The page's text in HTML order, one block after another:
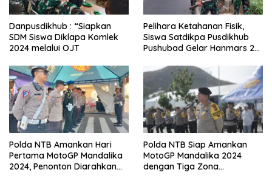
Danpusdikhub : “Siapkan
SDM Siswa Diklapa Komlek
2024 melalui OJT
Pelihara Ketahanan Fisik,
Siswa Satdikpa Pusdikhub
Pushubad Gelar Hanmars 25
Polda NTB Amankan Hari
Pertama MotoGP Mandalika
2024, Penonton Diarahkan
Polda NTB Siap Amankan
MotoGP Mandalika 2024
dengan Tiga Zona